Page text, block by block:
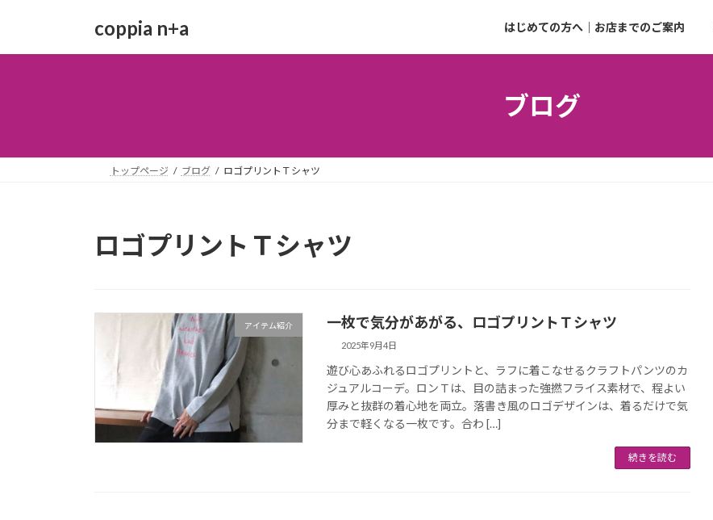
coppia n+a はじめての方へ｜お店までのご案内
ブログ
トップページ ブログ ロゴプリントＴシャツ
ロゴプリントＴシャツ
アイテム紹介 一枚で気分があがる、ロゴプリントＴシャツ
2025年9月4日
遊び心あふれるロゴプリントと、ラフに着こなせるクラフトパンツのカ
ジュアルコーデ。ロンＴは、目の詰まった強撚フライス素材で、程よい
厚みと抜群の着心地を両立。落書き風のロゴデザインは、着るだけで気
分まで軽くなる一枚です。合わ […]
続きを読む